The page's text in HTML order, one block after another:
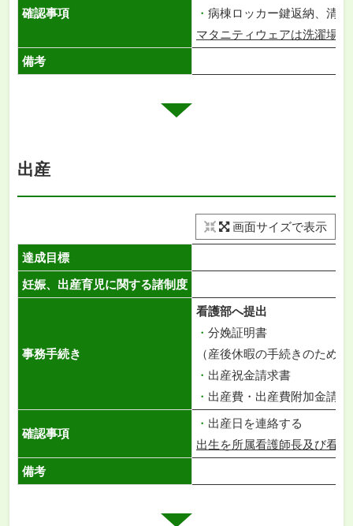
確認事項
・ 病棟ロッカー鍵返納、清掃
マタニティウェアは洗濯場
備考
出産
画面サイズで表示
達成目標
妊娠、出産育児に関する諸制度
事務手続き
看護部へ提出
・ 分娩証明書
（産後休暇の手続きのため
・ 出産祝金請求書
・ 出産費・出産費附加金請求
確認事項
・ 出産日を連絡する
出生を所属看護師長及び看
備考